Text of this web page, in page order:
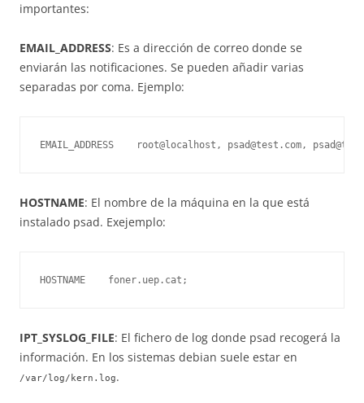
importantes:
EMAIL_ADDRESS: Es a dirección de correo donde se
enviarán las notificaciones. Se pueden añadir varias
separadas por coma. Ejemplo:
EMAIL_ADDRESS    root@localhost, psad@test.com,
HOSTNAME: El nombre de la máquina en la que está
instalado psad. Exejemplo:
HOSTNAME    foner.uep.cat;
IPT_SYSLOG_FILE: El fichero de log donde psad recogerá la
información. En los sistemas debian suele estar en
/var/log/kern.log.